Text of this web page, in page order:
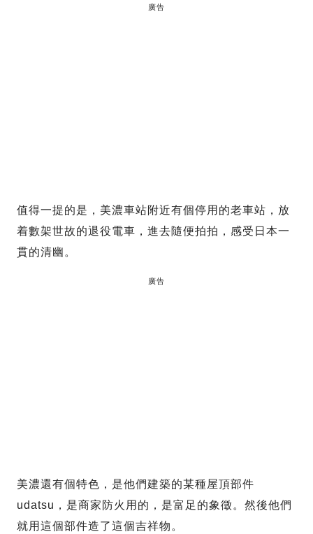
廣告
值得一提的是，美濃車站附近有個停用的老車站，放
着數架世故的退役電車，進去隨便拍拍，感受日本一
貫的清幽。
廣告
美濃還有個特色，是他們建築的某種屋頂部件
udatsu，是商家防火用的，是富足的象徵。然後他們
就用這個部件造了這個吉祥物。